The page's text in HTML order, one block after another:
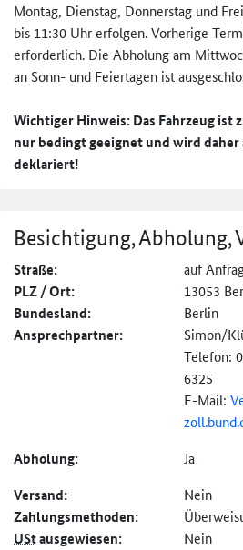
Montag, Dienstag, Donnerstag und
bis 11:30 Uhr erfolgen. Vorherige
erforderlich. Die Abholung am
an Sonn- und Feiertagen ist
Wichtiger Hinweis: Das Fahrzeug ist
nur bedingt geeignet und wird
deklariert!
Besichtigung, Abholung,
Straße: auf
PLZ / Ort: 13053
Bundesland: Berlin
Ansprechpartner:
Simon/
Telefon:
6325
E-Mail:
Abholung: Ja
Versand: Nein
Zahlungs­methoden:
UStausgewiesen: Nein